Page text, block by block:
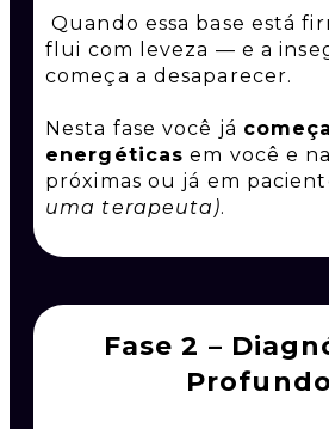
Quando essa base está
flui com leveza — e a
começa a desaparecer.
Nesta fase você já
energéticas em você e
próximas ou já em
uma terapeuta).
Fase 2 –